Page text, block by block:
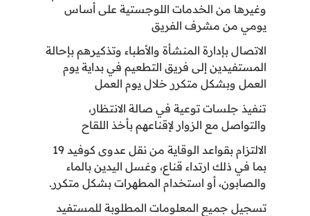
وغيرها من الخدمات اللوجستية على أساس
يومي من مشرف الفريق
الاتصال بإدارة المنشأة والأطباء وتذكيرهم بإحالة
المستفيدين إلى فريق التطعيم في بداية يوم
العمل وبشكل متكرر خلال يوم العمل
تنفيذ جلسات توعية في صالة الانتظار،
والتواصل مع الزوار لإقناعهم بأخذ اللقاح
الالتزام بقواعد الوقاية من نقل عدوى كوفيد 19
بما في ذلك ارتداء قناع، وغسل اليدين بالماء
والصابون، أو استخدام المطهرات بشكل متكرر.
تسجيل جميع المعلومات المطلوبة للمستفيد